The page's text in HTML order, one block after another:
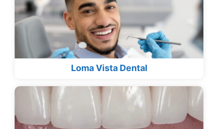
Loma Vista Dental